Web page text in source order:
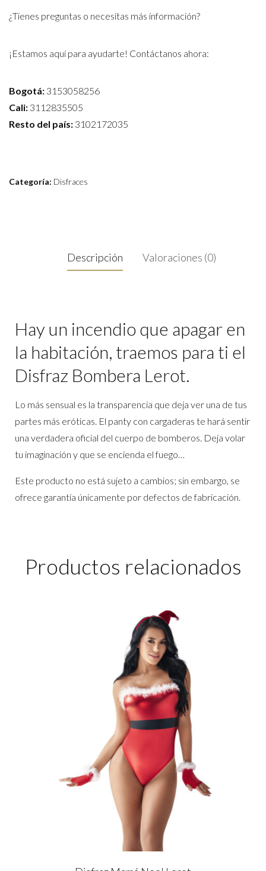
¿Tienes preguntas o necesitas más información?
¡Estamos aquí para ayudarte! Contáctanos ahora:
Bogotá: 3153058256
Cali: 3112835505
Resto del país: 3102172035
Categoría: Disfraces
Descripción Valoraciones (0)
Hay un incendio que apagar en
la habitación, traemos para ti el
Disfraz Bombera Lerot.
Lo más sensual es la transparencia que deja ver una de tus
partes más eróticas. El panty con cargaderas te hará sentir
una verdadera oficial del cuerpo de bomberos. Deja volar
tu imaginación y que se encienda el fuego…
Este producto no está sujeto a cambios; sin embargo, se
ofrece garantía únicamente por defectos de fabricación.
Productos relacionados